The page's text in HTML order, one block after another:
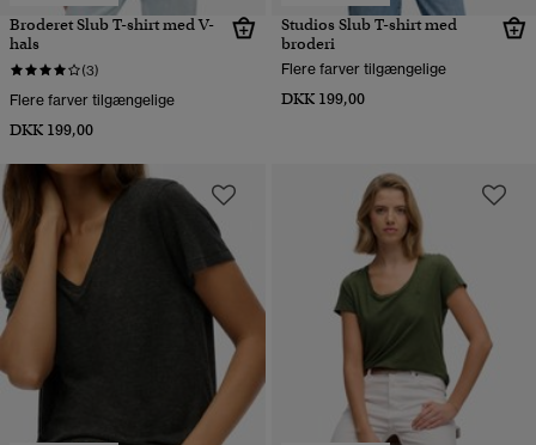
Broderet Slub T-shirt med V-
hals
(3)
Flere farver tilgængelige
DKK 199,00
Studios Slub T-shirt med
broderi
Flere farver tilgængelige
DKK 199,00